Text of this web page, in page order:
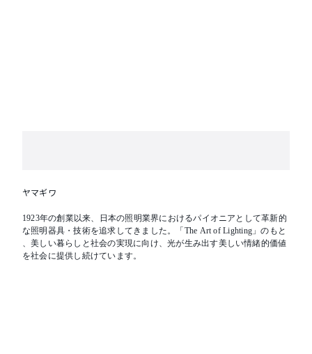
ヤマギワ
1923年の創業以来、日本の照明業界におけるパイオニアとして革新的
な照明器具・技術を追求してきました。「The Art of Lighting」のもと
、美しい暮らしと社会の実現に向け、光が生み出す美しい情緒的価値
を社会に提供し続けています。